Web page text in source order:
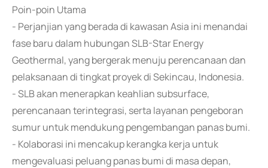
Poin-poin Utama
- Perjanjian yang berada di kawasan Asia ini menandai
fase baru dalam hubungan SLB-Star Energy
Geothermal, yang bergerak menuju perencanaan dan
pelaksanaan di tingkat proyek di Sekincau, Indonesia.
- SLB akan menerapkan keahlian subsurface,
perencanaan terintegrasi, serta layanan pengeboran
sumur untuk mendukung pengembangan panas bumi.
- Kolaborasi ini mencakup kerangka kerja untuk
mengevaluasi peluang panas bumi di masa depan,